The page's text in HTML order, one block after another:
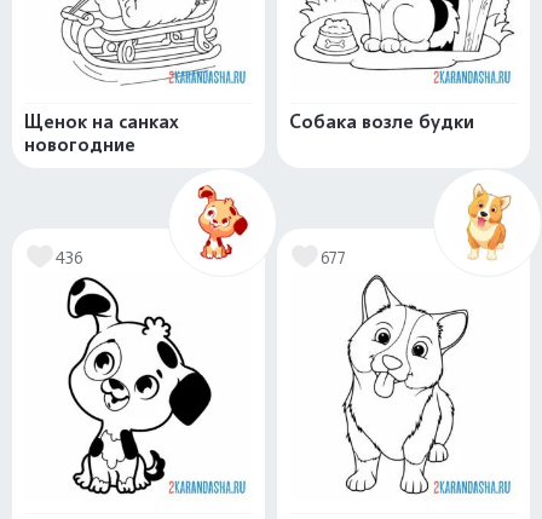
Щенок на санках
новогодние
Собака возле будки
436 677